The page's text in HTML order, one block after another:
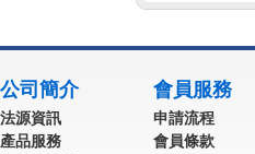
公司簡介
法源資訊
產品服務
會員服務
申請流程
會員條款